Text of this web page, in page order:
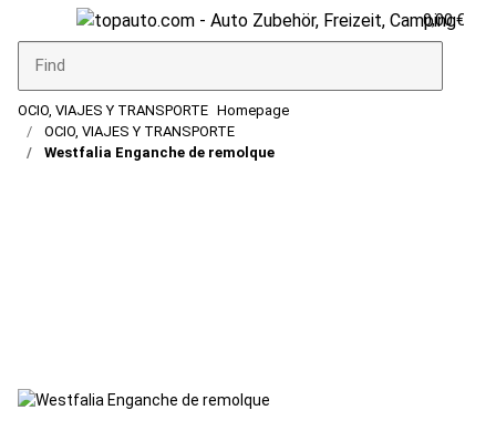
0,00 €
OCIO, VIAJES Y TRANSPORTE Homepage
OCIO, VIAJES Y TRANSPORTE
Westfalia Enganche de remolque